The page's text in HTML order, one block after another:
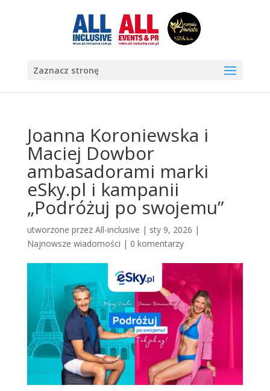
Zaznacz stronę
Joanna Koroniewska i
Maciej Dowbor
ambasadorami marki
eSky.pl i kampanii
„Podróżuj po swojemu”
utworzone przez All-inclusive | sty 9, 2026 |
Najnowsze wiadomości | 0 komentarzy